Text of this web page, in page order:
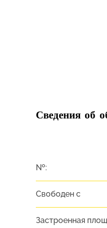
Сведения об
№:
Свободен с
Застроенная